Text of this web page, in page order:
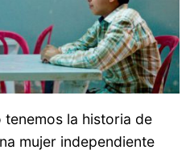
la historia de
mujer independiente